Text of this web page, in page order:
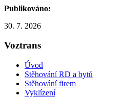
Publikováno:
30. 7. 2026
Voztrans
Úvod
Stěhování RD a bytů
Stěhování firem
Vyklízení